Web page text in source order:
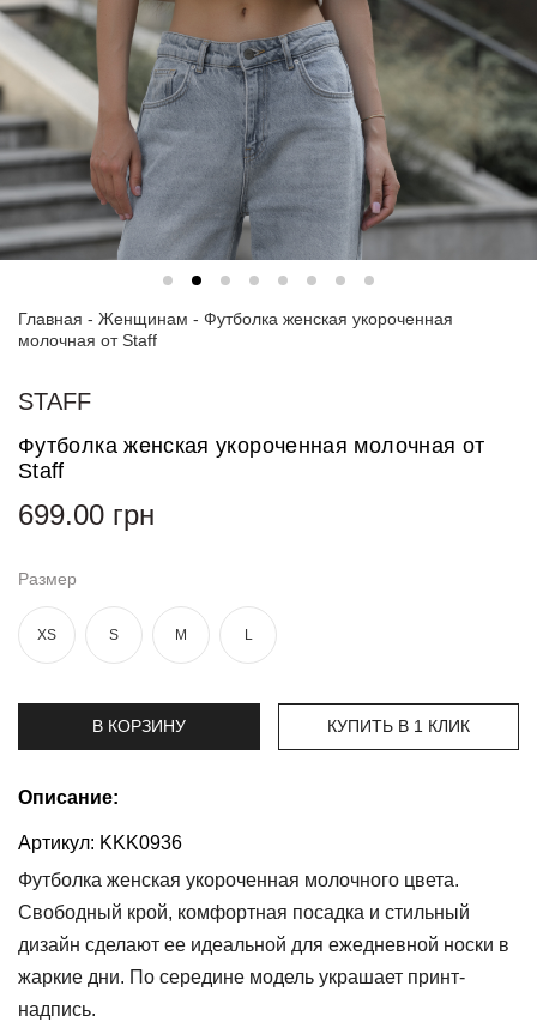
Спортивные
костюмы
Худи и
свитшоты
Блузки
и
рубашки
Пиджаки
и поло
и
Топы
и
боди
белье
комбинезоны
Шорты
Юбки
Пижамы
Главная - Женщинам - Футболка женская укороченная
молочная от Staff
STAFF
Футболка женская укороченная молочная от
Staff
699.00 грн
Размер
XS S M L
В КОРЗИНУ КУПИТЬ В 1 КЛИК
Описание:
Артикул: KKK0936
Футболка женская укороченная молочного цвета.
Свободный крой, комфортная посадка и стильный
дизайн сделают ее идеальной для ежедневной носки в
жаркие дни. По середине модель украшает принт-
надпись.